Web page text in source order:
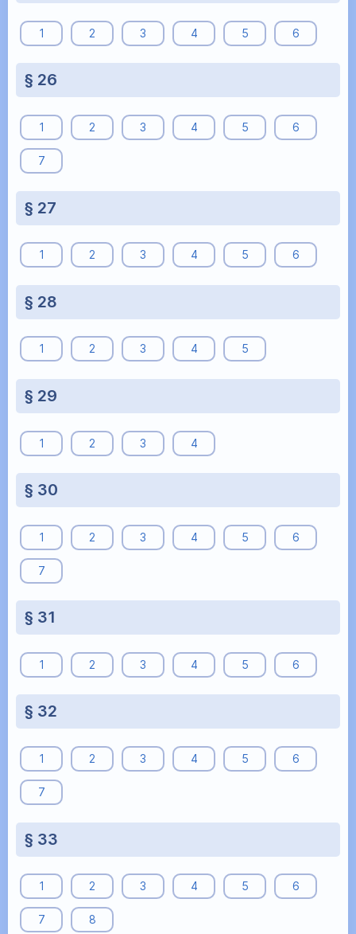
1 2 3 4 5 6
§ 26
1 2 3 4 5 6
7
§ 27
1 2 3 4 5 6
§ 28
1 2 3 4 5
§ 29
1 2 3 4
§ 30
1 2 3 4 5 6
7
§ 31
1 2 3 4 5 6
§ 32
1 2 3 4 5 6
7
§ 33
1 2 3 4 5 6
7 8